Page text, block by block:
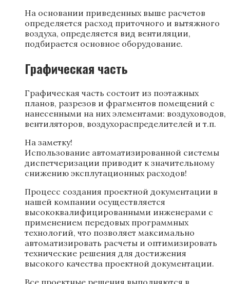
На основании приведенных выше расчетов
определяется расход приточного и вытяжного
воздуха, определяется вид вентиляции,
подбирается основное оборудование.
Графическая часть
Графическая часть состоит из поэтажных
планов, разрезов и фрагментов помещений с
нанесенными на них элементами: воздуховодов,
вентиляторов, воздухораспределителей и т.п.
На заметку!
Использование автоматизированной системы
диспетчеризации приводит к значительному
снижению эксплутационных расходов!
Процесс создания проектной документации в
нашей компании осуществляется
высококвалифицированными инженерами с
применением передовых программных
технологий, что позволяет максимально
автоматизировать расчеты и оптимизировать
технические решения для достижения
высокого качества проектной документации.
Все проектные решения выполняются в